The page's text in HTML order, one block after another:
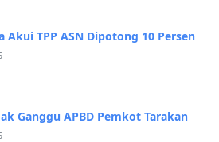
Akui TPP ASN Dipotong 10 Persen
Ganggu APBD Pemkot Tarakan